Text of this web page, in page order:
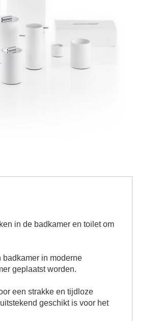
in de badkamer en toilet om
in moderne
geplaatst worden.
een strakke en tijdloze
geschikt is voor het